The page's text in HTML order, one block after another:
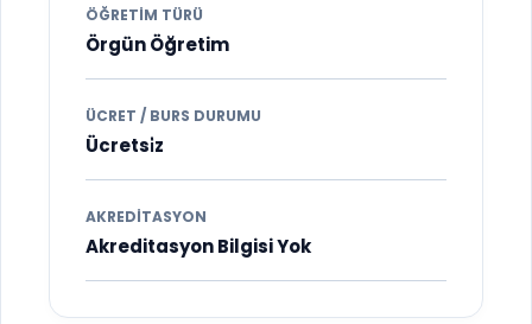
ÖĞRETIM TÜRÜ
Örgün Öğretim
ÜCRET / BURS DURUMU
Ücretsi̇z
AKREDITASYON
Akreditasyon Bilgisi Yok